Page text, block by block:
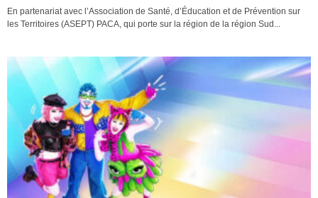
En partenariat avec l’Association de Santé, d’Éducation et de Prévention sur
les Territoires (ASEPT) PACA, qui porte sur la région de la région Sud...